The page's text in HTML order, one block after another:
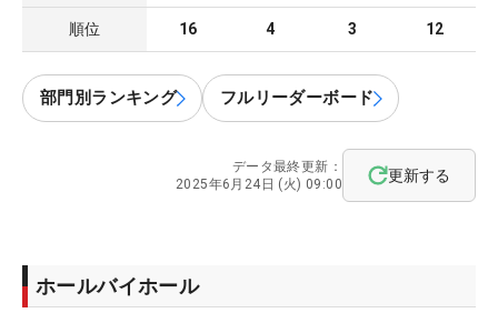
順位 16 4 3 12
部門別ランキング フルリーダーボード
データ最終更新：
2025年6月24日 (火) 09:00
更新する
ホールバイホール